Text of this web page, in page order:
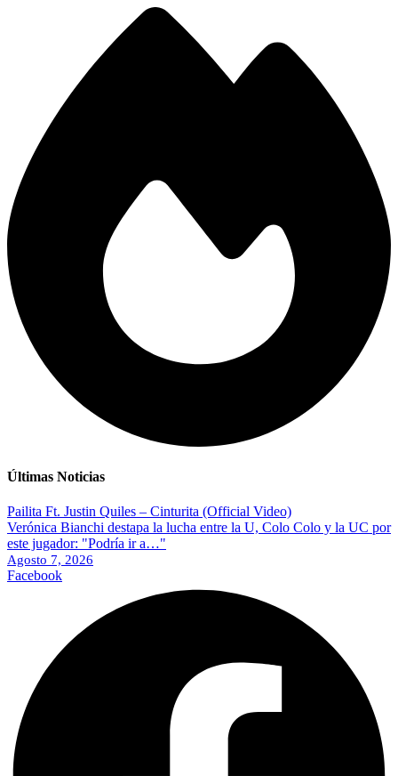
Últimas Noticias
Pailita Ft. Justin Quiles – Cinturita (Official Video)
Verónica Bianchi destapa la lucha entre la U, Colo Colo y la UC por
este jugador: "Podría ir a…"
Agosto 7, 2026
Facebook